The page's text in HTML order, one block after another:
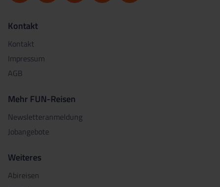
Kontakt
Kontakt
Impressum
AGB
Mehr FUN-Reisen
Newsletteranmeldung
Jobangebote
Weiteres
Abireisen